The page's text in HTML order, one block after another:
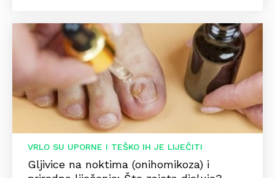
VRLO SU UPORNE I TEŠKO IH JE LIJEČITI
Gljivice na noktima (onihomikoza) i